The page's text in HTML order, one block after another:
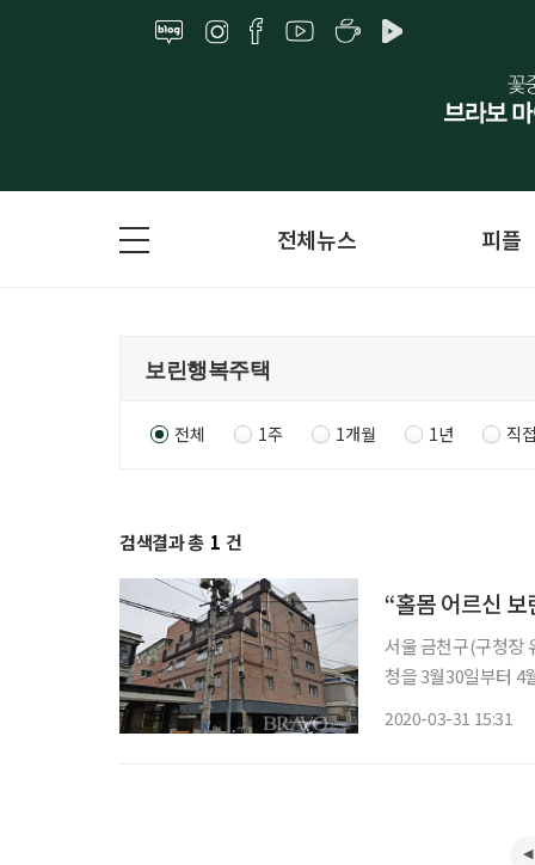
전체뉴스 피플
전체 1주 1개월 1년 직
검색결과 총 1 건
“홀몸 어르신
서울 금천구(구청장
청을 3월30일부터 4
2020-03-31 15:31